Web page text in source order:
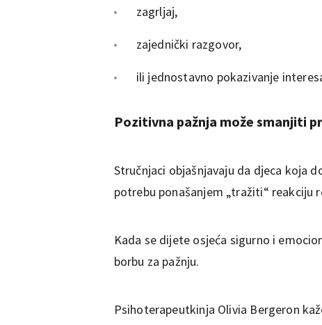
zagrljaj,
zajednički razgovor,
ili jednostavno pokazivanje
Pozitivna pažnja može smanjiti
Stručnjaci objašnjavaju da djeca koja
potrebu ponašanjem „tražiti“ reakciju
Kada se dijete osjeća sigurno i
borbu za pažnju.
Psihoterapeutkinja Olivia Bergeron